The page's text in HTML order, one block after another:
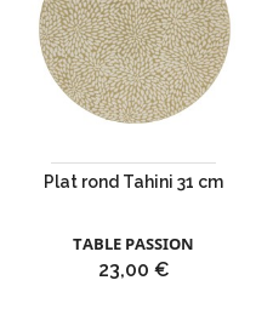
Plat rond Tahini 31 cm
TABLE PASSION
Prix
23,00 €